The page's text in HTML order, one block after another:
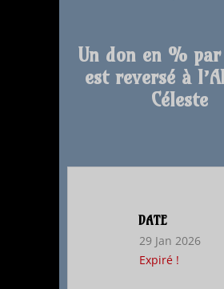
Un don en %
est reversé à
Céleste
DATE
29 Jan 2026
Expiré !